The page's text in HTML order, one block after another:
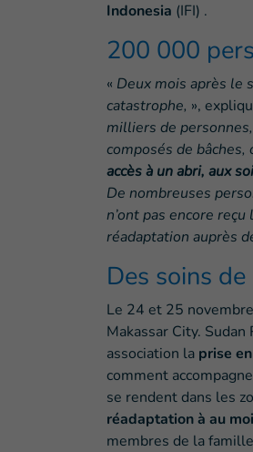
Indonesia (IFI) .
200 000
« Deux mois après le
catastrophe, »,
milliers de
composés de
accès à un abri, aux
De nombreuses
n’ont pas encore
réadaptation auprès
Des soins
Le 24 et 25
Makassar City.
association la prise
comment
se rendent dans les
réadaptation à au
membres de la